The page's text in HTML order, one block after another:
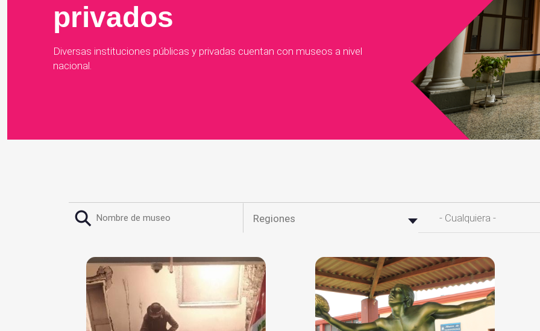
privados
Diversas instituciones públicas y privadas cuentan con museos a nivel
nacional.
Regiones - Cualquiera -
Cerrado